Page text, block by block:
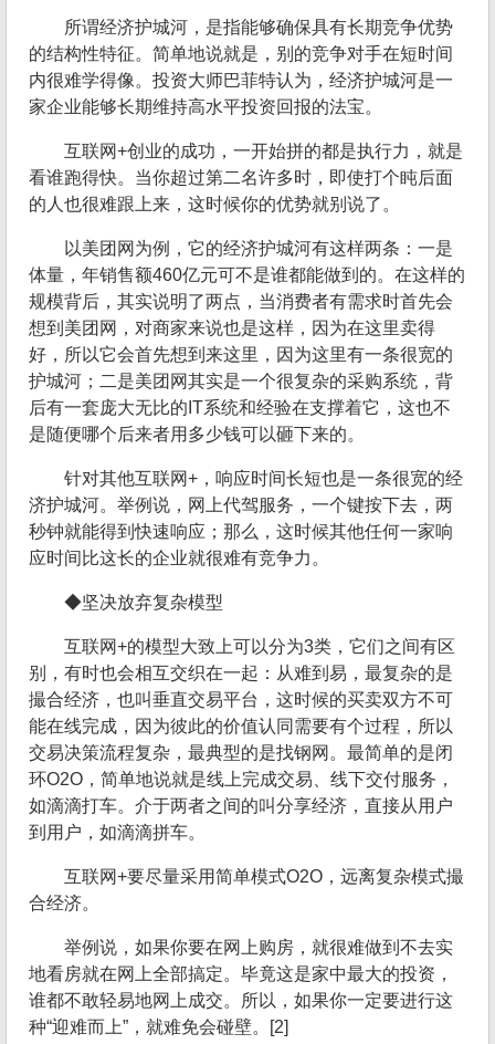
所谓经济护城河，是指能够确保具有长期竞争优势
的结构性特征。简单地说就是，别的竞争对手在短时间
内很难学得像。投资大师巴菲特认为，经济护城河是一
家企业能够长期维持高水平投资回报的法宝。
互联网+创业的成功，一开始拼的都是执行力，就是
看谁跑得快。当你超过第二名许多时，即使打个盹后面
的人也很难跟上来，这时候你的优势就别说了。
以美团网为例，它的经济护城河有这样两条：一是
体量，年销售额460亿元可不是谁都能做到的。在这样的
规模背后，其实说明了两点，当消费者有需求时首先会
想到美团网，对商家来说也是这样，因为在这里卖得
好，所以它会首先想到来这里，因为这里有一条很宽的
护城河；二是美团网其实是一个很复杂的采购系统，背
后有一套庞大无比的IT系统和经验在支撑着它，这也不
是随便哪个后来者用多少钱可以砸下来的。
针对其他互联网+，响应时间长短也是一条很宽的经
济护城河。举例说，网上代驾服务，一个键按下去，两
秒钟就能得到快速响应；那么，这时候其他任何一家响
应时间比这长的企业就很难有竞争力。
◆坚决放弃复杂模型
互联网+的模型大致上可以分为3类，它们之间有区
别，有时也会相互交织在一起：从难到易，最复杂的是
撮合经济，也叫垂直交易平台，这时候的买卖双方不可
能在线完成，因为彼此的价值认同需要有个过程，所以
交易决策流程复杂，最典型的是找钢网。最简单的是闭
环O2O，简单地说就是线上完成交易、线下交付服务，
如滴滴打车。介于两者之间的叫分享经济，直接从用户
到用户，如滴滴拼车。
互联网+要尽量采用简单模式O2O，远离复杂模式撮
合经济。
举例说，如果你要在网上购房，就很难做到不去实
地看房就在网上全部搞定。毕竟这是家中最大的投资，
谁都不敢轻易地网上成交。所以，如果你一定要进行这
种“迎难而上”，就难免会碰壁。[2]